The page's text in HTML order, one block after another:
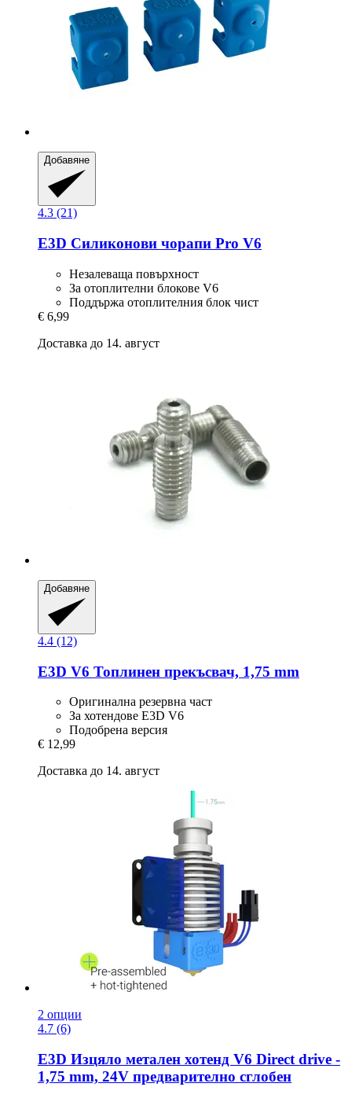
Добавяне
4.3 (21)
E3D Силиконови чорапи Pro V6
Незалеваща повърхност
За отоплителни блокове V6
Поддържа отоплителния блок чист
€ 6,99
Доставка до 14. август
Добавяне
4.4 (12)
E3D V6 Топлинен прекъсвач, 1,75 mm
Оригинална резервна част
За хотендове E3D V6
Подобрена версия
€ 12,99
Доставка до 14. август
2 опции
4.7 (6)
E3D Изцяло метален хотенд V6 Direct drive -​
1,75 mm, 24V предварително сглобен